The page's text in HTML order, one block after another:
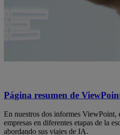
Página resumen de
En nuestros dos informes ViewPoint,
empresas en diferentes etapas de la
abordando sus viajes de IA.